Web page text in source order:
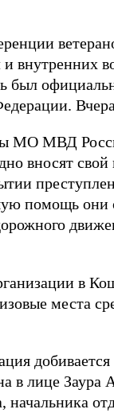
и
МО МВД
вносят
помощь они
места
в лице